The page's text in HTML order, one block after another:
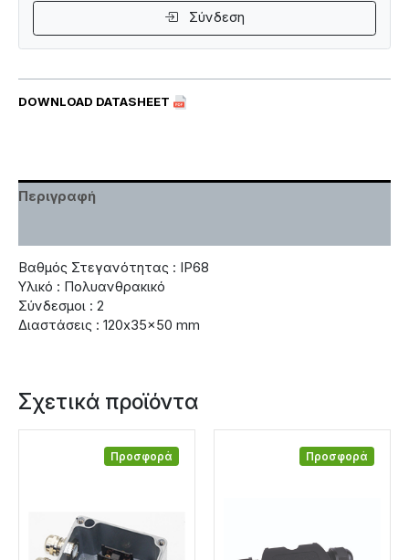
DOWNLOAD DATASHEET
Σύνδεση
Περιγραφή
Βαθμός Στεγανότητας : IP68
Υλικό : Πολυανθρακικό
Σύνδεσμοι : 2
Διαστάσεις : 120x35x50 mm
Σχετικά προϊόντα
Προσφορά Προσφορά